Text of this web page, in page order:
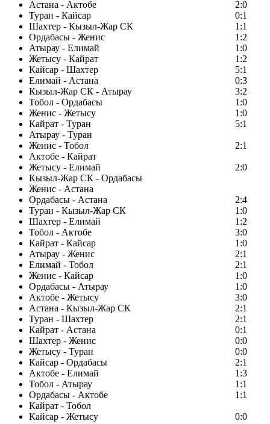
Астана - Актобе
2:0
Туран - Кайсар
0:1
Шахтер - Кызыл-Жар СК
1:1
Ордабасы - Женис
1:2
Атырау - Елимай
1:0
Жетысу - Кайрат
1:2
Кайсар - Шахтер
5:1
Елимай - Астана
0:3
Кызыл-Жар СК - Атырау
3:2
Тобол - Ордабасы
1:0
Женис - Жетысу
1:0
Кайрат - Туран
5:1
Атырау - Туран
Женис - Тобол
2:1
Актобе - Кайрат
Жетысу - Елимай
2:0
Кызыл-Жар СК - Ордабасы
Женис - Астана
Ордабасы - Астана
2:4
Туран - Кызыл-Жар СК
1:0
Шахтер - Елимай
1:2
Тобол - Актобе
3:0
Кайрат - Кайсар
1:0
Атырау - Женис
2:1
Елимай - Тобол
2:1
Женис - Кайсар
1:0
Ордабасы - Атырау
1:0
Актобе - Жетысу
3:0
Астана - Кызыл-Жар СК
2:1
Туран - Шахтер
2:1
Кайрат - Астана
0:1
Шахтер - Женис
0:0
Жетысу - Туран
0:0
Кайсар - Ордабасы
2:1
Актобе - Елимай
1:3
Тобол - Атырау
1:1
Ордабасы - Актобе
1:1
Кайрат - Тобол
Кайсар - Жетысу
0:0